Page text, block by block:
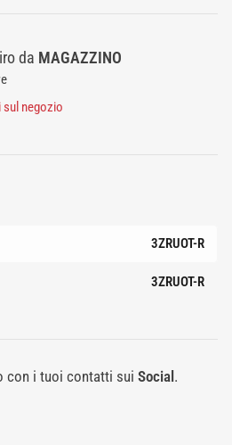
da MAGAZZINO
negozio
3ZRUOT-R
3ZRUOT-R
con i tuoi contatti sui Social .